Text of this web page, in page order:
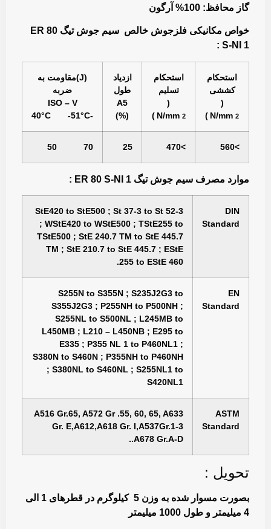
گاز محافظ: 100% آرگون
خواص مكانيكی فلزجوش خالص سیم جوش تیگ ER 80
S-NI 1 :
استحكام
كششی
(
N/mm 2
)
استحكام
تسليم
(
N/mm 2
)
ازدياد
طول
A5
(%)
(J)مقاومت به
ضربه‌
ISO – V
-40°C -51°C
>560
>470
25
70 50
موارد مصرف سیم جوش تیگ ER 80 S-NI 1 :
DIN
Standard
StE420 to StE500 ; St 37-3 to St 52-3
; WStE420 to WStE500 ; TStE255 to
TStE500 ; StE 240.7 TM to StE 445.7
TM ; StE 210.7 to StE 445.7 ; EStE
255 to EStE 460.
EN
Standard
S255N to S355N ; S235J2G3 to
S355J2G3 ; P255NH to P500NH ;
S255NL to S500NL ; L245MB to
L450MB ; L210 – L450NB ; E295 to
E335 ; P355 NL 1 to P460NL1 ;
S380N to S460N ; P355NH to P460NH
; S380NL to S460NL ; S255NL1 to
S420NL1
ASTM
Standard
A516 Gr.65, A572 Gr .55, 60, 65, A633
Gr. E,A612,A618 Gr. I,A537Gr.1-3
.A678 Gr.A-D.
تحویل :
بصورت مسوار شده به وزن 5 کیلوگرم در قطرهای 1 الی
4 میلیمتر و طول 1000 میلیمتر